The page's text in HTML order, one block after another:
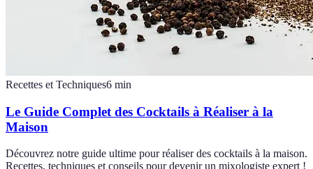
Recettes et Techniques6 min
Le Guide Complet des Cocktails à Réaliser à la
Maison
Découvrez notre guide ultime pour réaliser des cocktails à la maison.
Recettes, techniques et conseils pour devenir un mixologiste expert !